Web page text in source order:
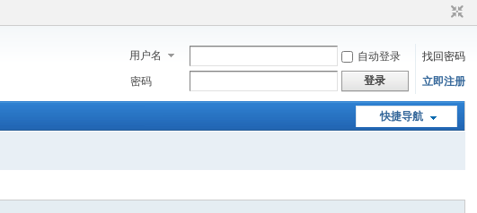
用户名 自动登录
找回密码
密码
登录 立即注册
快捷导航